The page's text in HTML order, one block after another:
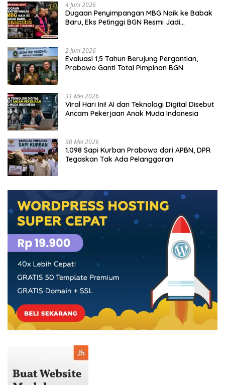
4 Juni 2026
Dugaan Penyimpangan MBG Naik ke Babak
Baru, Eks Petinggi BGN Resmi Jadi
2 Juni 2026
Evaluasi 1,5 Tahun Berujung Pergantian,
Prabowo Ganti Total Pimpinan BGN
31 Mei 2026
Viral Hari Ini! AI dan Teknologi Digital Disebut
Ancam Pekerjaan Anak Muda Indonesia
30 Mei 2026
1.098 Sapi Kurban Prabowo dari APBN, DPR
Tegaskan Tak Ada Pelanggaran